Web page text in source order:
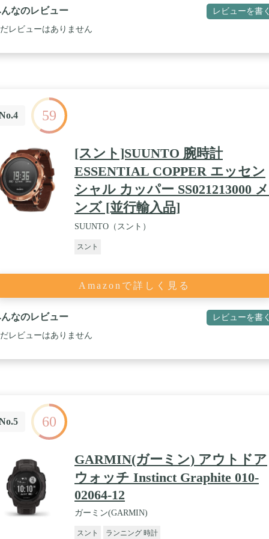
なのレビュー レビューを書
レビューはありません
59
[スント]SUUNTO 腕時計
ESSENTIAL COPPER エッセン
シャル カッパー SS021213000 メ
ンズ [並行輸入品]
SUUNTO（スント）
スント
Amazonで詳しく見る
なのレビュー レビューを書
レビューはありません
60
GARMIN(ガーミン) アウトドア
ウォッチ Instinct Graphite 010-
02064-12
ガーミン(GARMIN)
スント ランニング 時計